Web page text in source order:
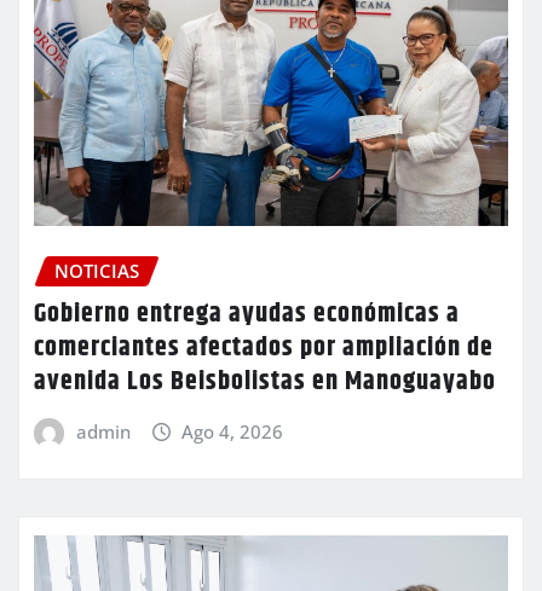
NOTICIAS
Gobierno entrega ayudas económicas a
comerciantes afectados por ampliación de
avenida Los Beisbolistas en Manoguayabo
admin Ago 4, 2026